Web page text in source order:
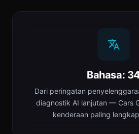
Bahasa:
Dari peringatan
diagnostik AI lanjutan — Cars
kenderaan paling